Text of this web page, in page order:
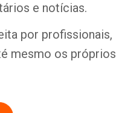
e notícias.
por profissionais,
mesmo os próprios